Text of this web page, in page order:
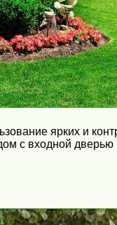
ярких и
входной дверью